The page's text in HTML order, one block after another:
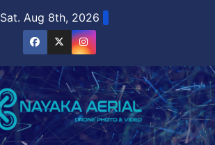
Sat. Aug 8th, 2026